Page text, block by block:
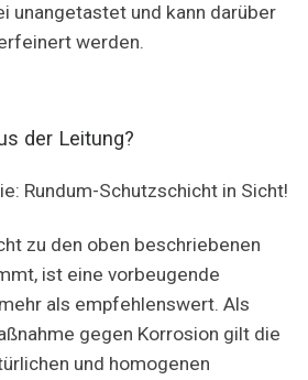
unangetastet und kann darüber
werden.
der Leitung?
Rundum-Schutzschicht in Sicht!
zu den oben beschriebenen
ist eine vorbeugende
als empfehlenswert. Als
gegen Korrosion gilt die
und homogenen